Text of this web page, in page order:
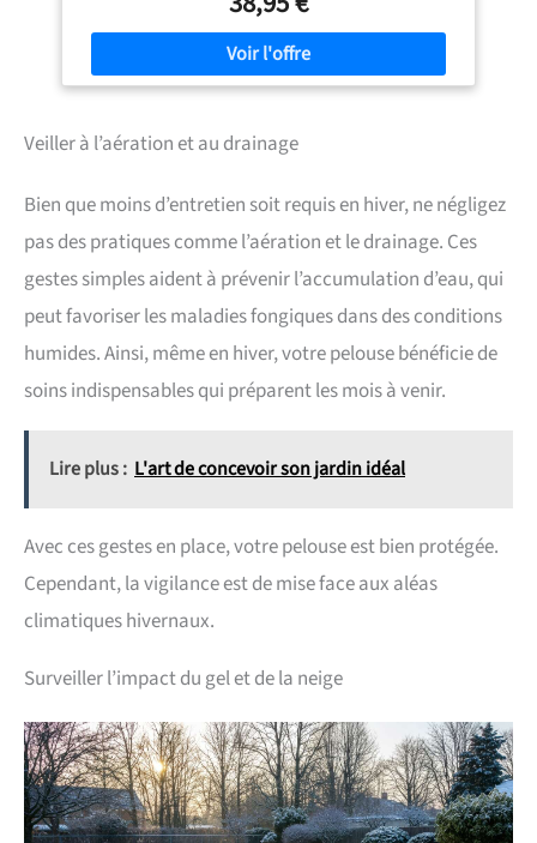
détruit rapidement les mauvaises herbes et les mousses
sans laisser de résidus persistants. APPLICATION
LOCALISÉE POUR UNE PRÉCISION MAXIMALE : Idéal pour
une utilisation avec un pulvérisateur muni d’un cache
protecteur, permettant de cibler uniquement les zones à
ANIMAUX : Les animaux domestiques peuvent retourner
Diluer 22,5 mL dans 0,5 L d’eau pour désherber 10 m² ou 18
mL pour éliminer les mousses sur la même surface.
Appliquer par temps clair et ensoleillé. REMARQUE : Ce
produit n’a pas de date de péremption, la date indiquée
sur le produit est la date de fabrication
Veiller à l’aération et au drainage
Bien que moins d’entretien soit requis en hiver, ne négligez
pas des pratiques comme l’aération et le drainage. Ces
gestes simples aident à prévenir l’accumulation d’eau, qui
peut favoriser les maladies fongiques dans des conditions
humides. Ainsi, même en hiver, votre pelouse bénéficie de
soins indispensables qui préparent les mois à venir.
Lire plus : L'art de concevoir son jardin idéal
Avec ces gestes en place, votre pelouse est bien protégée.
Cependant, la vigilance est de mise face aux aléas
climatiques hivernaux.
Surveiller l’impact du gel et de la neige